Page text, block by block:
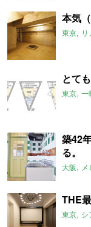
本気
東京
とて
東京 一
築42
る。
大阪
THE
東京 シ